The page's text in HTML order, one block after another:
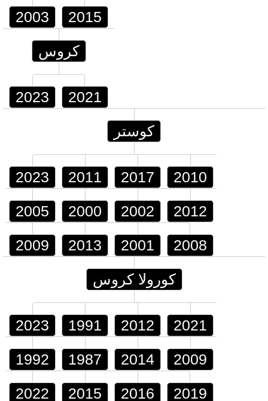
2003 2015
كروس
2023 2021
كوستر
2023 2011 2017 2010
2005 2000 2002 2012
2009 2013 2001 2008
كورولا كروس
2023 1991 2012 2021
1992 1987 2014 2009
2022 2015 2016 2019